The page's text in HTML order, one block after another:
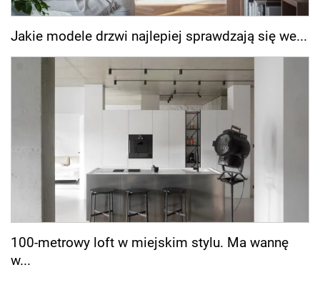
Jakie modele drzwi najlepiej sprawdzają się we...
100-metrowy loft w miejskim stylu. Ma wannę
w...